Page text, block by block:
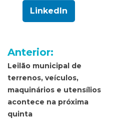
LinkedIn
Navegação
de
Post
Anterior:
Leilão municipal de
terrenos, veículos,
maquinários e utensílios
acontece na próxima
quinta